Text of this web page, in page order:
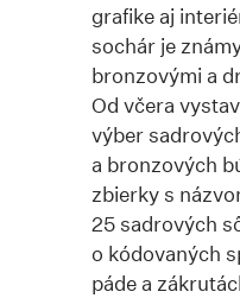
grafike aj
sochár je
bronzovými a
Od včera
výber
a bronzových
zbierky s
25 sadrových
o kódovaných
páde a